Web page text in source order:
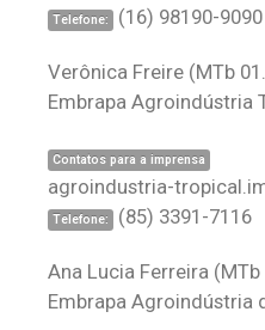
Telefone: (16) 98190-9090
Verônica Freire (MTb
Embrapa Agroindústria
Contatos para a imprensa
agroindustria-
Telefone: (85) 3391-7116
Ana Lucia Ferreira
Embrapa Agroindústria